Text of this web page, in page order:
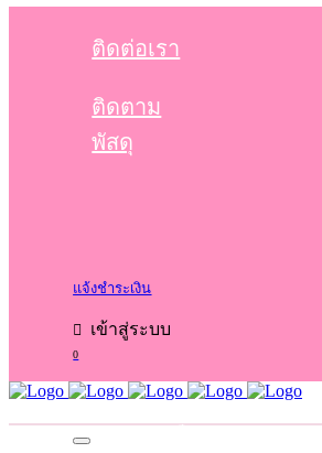
ติดต่อเรา
ติดตาม
พัสดุ
แจ้งชำระเงิน
เข้าสู่ระบบ
0
No products in the cart.
CartTotal:0.00฿